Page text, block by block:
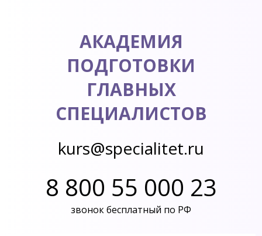
АКАДЕМИЯ
ПОДГОТОВКИ
ГЛАВНЫХ
СПЕЦИАЛИСТОВ
kurs@specialitet.ru
8 800 55 000 23
звонок бесплатный по РФ